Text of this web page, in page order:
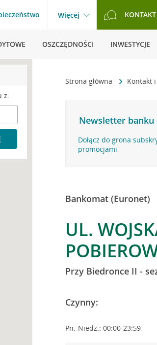
Więcej KONTAKT
OSZCZĘDNOŚCI INWESTYCJE
Strona główna Kontakt
Newsletter banku
Dołącz do grona
promocjami
Bankomat (Euronet)
UL.
Przy Biedronce II -
Czynny:
Pn.-Niedz.: 00:00-23:59
z: